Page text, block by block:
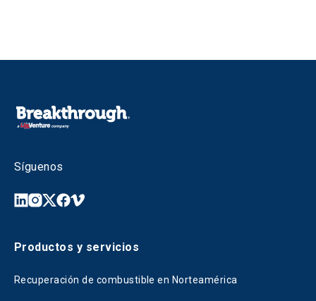
Síguenos
Productos y servicios
Recuperación de combustible en Norteamérica